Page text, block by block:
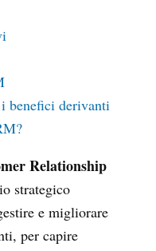
benefici derivanti
Relationship
strategico
e migliorare
per capire